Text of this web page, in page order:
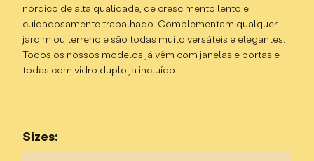
nórdico de alta qualidade, de crescimento lento e
cuidadosamente trabalhado. Complementam qualquer
jardim ou terreno e são todas muito versáteis e elegantes.
Todos os nossos modelos já vêm com janelas e portas e
todas com vidro duplo ja incluído.
Sizes: